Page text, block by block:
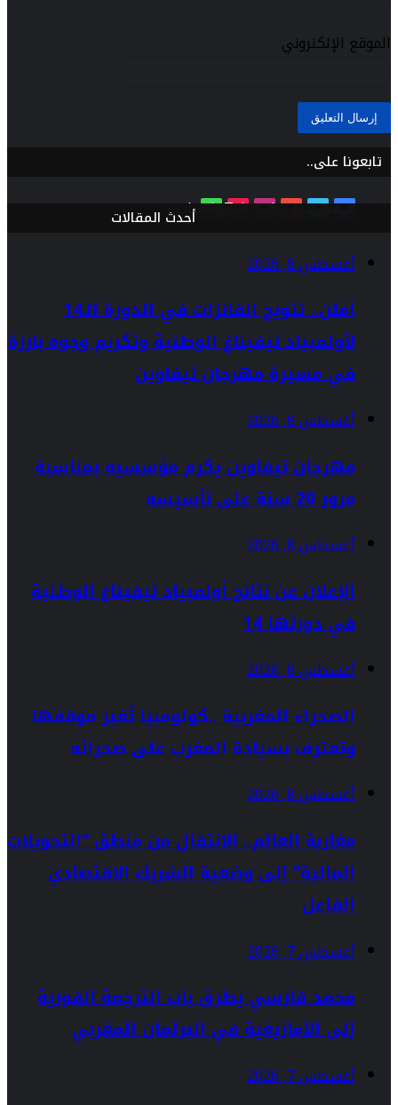
الموقع الإلكتروني
تابعونا على..
فيسبوك
تويتريوتيوبانستقرام
TikTokواتسابأحدث المقالات
أغسطس 8, 2026
أملن.. تتويج الفائزات في الدورة الـ14
لأولمبياد تيفيناغ الوطنية وتكريم وجوه بارزة
في مسيرة مهرجان تيفاوين
أغسطس 8, 2026
مهرجان تيفاوين يكرم مؤسسيه بمناسبة
مرور 20 سنة على تأسيسه
أغسطس 8, 2026
الإعلان عن نتائج أولمبياد تيفيناغ الوطنية
في دورتها 14
أغسطس 8, 2026
الصحراء المغربية ..كولومبيا تُغير موقفها
وتعترف بسيادة المغرب على صحرائه
أغسطس 8, 2026
مغاربة العالم.. الانتقال من منطق “التحويلات
المالية” إلى وضعية الشريك الاقتصادي
الفاعل
أغسطس 7, 2026
محمد فارسي يطرق باب الترجمة الفورية
إلى الأمازيغية في البرلمان المغربي
أغسطس 7, 2026